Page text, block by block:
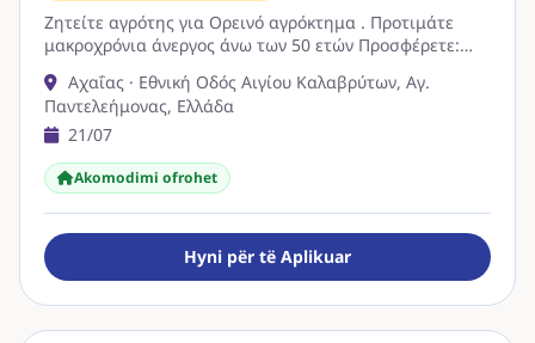
Ζητείτε αγρότης για Ορεινό αγρόκτημα . Προτιμάτε
μακροχρόνια άνεργος άνω των 50 ετών Προσφέρετε:
… Αχαΐας · Εθνική Οδός Αιγίου Καλαβρύτων, Αγ.
Παντελεήμονας, Ελλάδα
21/07
Akomodimi ofrohet
Hyni për të Aplikuar